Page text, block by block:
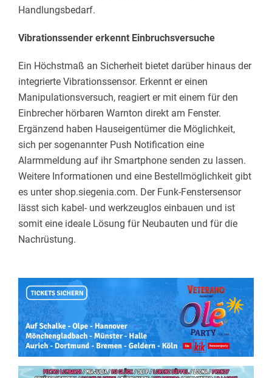
Handlungsbedarf.
Vibrationssender erkennt Einbruchsversuche
Ein Höchstmaß an Sicherheit bietet darüber hinaus der
integrierte Vibrationssensor. Erkennt er einen
Manipulationsversuch, reagiert er mit einem für den
Einbrecher hörbaren Warnton direkt am Fenster.
Ergänzend haben Hauseigentümer die Möglichkeit,
sich per sogenannter Push Notification eine
Alarmmeldung auf ihr Smartphone senden zu lassen.
Weitere Informationen und eine Bestellmöglichkeit gibt
es unter shop.siegenia.com. Der Funk-Fenstersensor
lässt sich kabel- und werkzeuglos einbauen und ist
somit eine ideale Lösung für Neubauten und für die
Nachrüstung.